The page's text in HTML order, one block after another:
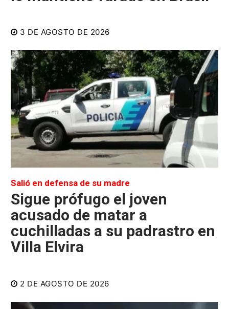
3 DE AGOSTO DE 2026
Salió en defensa de su madre
Sigue prófugo el joven
acusado de matar a
cuchilladas a su padrastro en
Villa Elvira
2 DE AGOSTO DE 2026